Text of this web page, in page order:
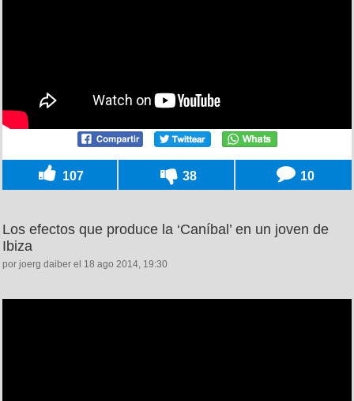
107 38 10
Los efectos que produce la ‘Caníbal’ en un joven de
Ibiza
por joerg daiber el 18 ago 2014, 19:30